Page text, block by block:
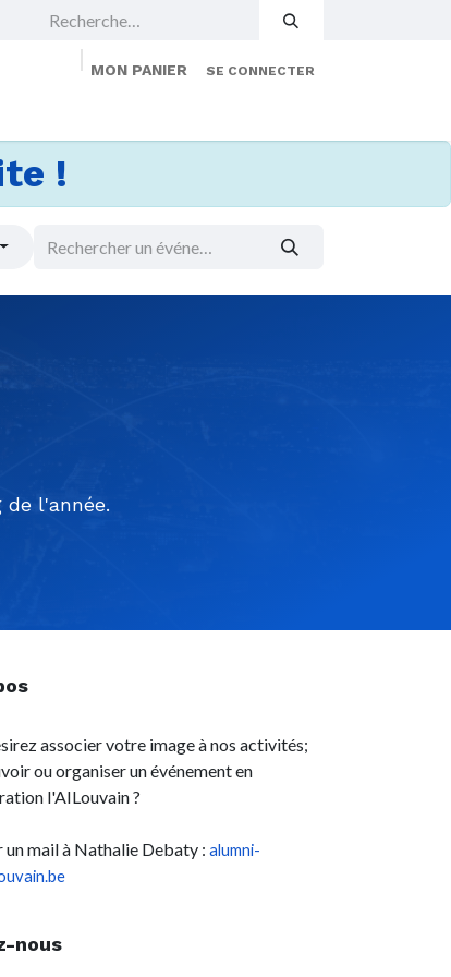
MON PANIER SE CONNECTER
!
l'année.
associer votre image à nos activités;
ou organiser un événement en
l'AILouvain ?
un mail à Nathalie Debaty : alumni-
nous